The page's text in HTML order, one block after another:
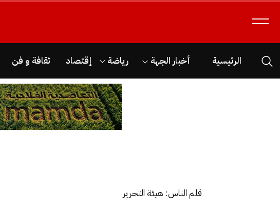
الرئيسية أخبار الجهة رياضة إقتصاد ثقافة و فن
قلم الناس: هيئة التحرير